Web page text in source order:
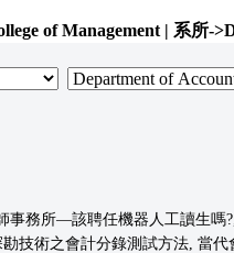
of Management | 系所-
務所—該聘任機器人工讀生嗎
技術之會計分錄測試方法, 當代